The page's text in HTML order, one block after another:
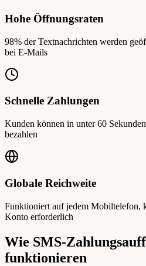
Hohe Öffnungsraten
98% der Textnachrichten werden
bei E-Mails
Schnelle Zahlungen
Kunden können in unter 60
bezahlen
Globale Reichweite
Funktioniert auf jedem Mobiltelefon,
Konto erforderlich
Wie SMS-
funktionieren